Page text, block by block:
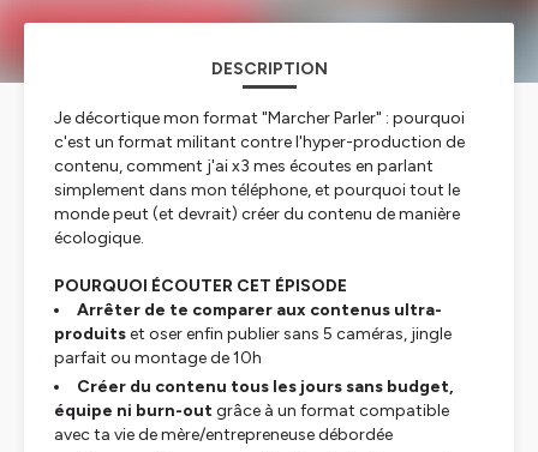
DESCRIPTION
Je décortique mon format "Marcher Parler" : pourquoi
c'est un format militant contre l'hyper-production de
contenu, comment j'ai x3 mes écoutes en parlant
simplement dans mon téléphone, et pourquoi tout le
monde peut (et devrait) créer du contenu de manière
écologique.
POURQUOI ÉCOUTER CET ÉPISODE
Arrêter de te comparer aux contenus ultra-
produitset oser enfin publier sans 5 caméras, jingle
parfait ou montage de 10h
Créer du contenu tous les jours sans budget,
équipe ni burn-outgrâce à un format compatible
avec ta vie de mère/entrepreneuse débordée